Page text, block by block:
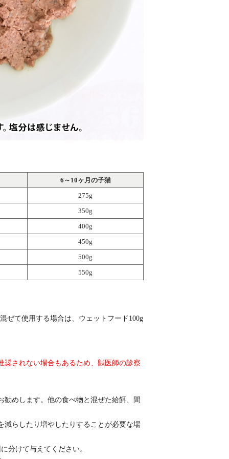
6～10ヶ月の子猫
275g
350g
400g
450g
500g
550g
ぜて使用する場合は、ウェットフード100g
されない場合もあるため、獣医師の診察
めします。他の食べ物と混ぜた給餌、間
らしたり増やしたりすることが必要な場
分けて与えてください。